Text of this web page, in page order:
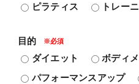
ピラティス
トレー
目的
ダイエット
ボディ
パフォーマンスアップ